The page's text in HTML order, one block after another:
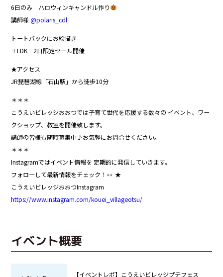
6日のみ ハロウィンキャンドル作り
講師様@polaris_cdl
トートバックにお絵描き
＋LDK 2日限定セール開催
★アクセス
JR琵琶湖線「石山駅」から徒歩10分
＊＊＊
こうえいビレッジおおつでは子育て世代を応援する数々の イベント、ワー
クショップ、教室を開催致します。
講師の皆様も随時募集中♪お気軽にお問合せください。
＊＊＊
Instagramではイベント情報を 定期的に発信していきます。
フォローして最新情報をチェック！
★
こうえいビレッジおおつInstagram
https://www.instagram.com/kouei_villageotsu/
イベント概要
【イベントレポ】こうえいビレッジプチフェス